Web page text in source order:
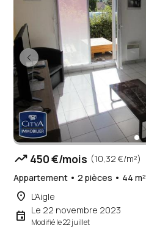
trending_up 450 €/mois (10,32 €/m²)
Appartement • 2 pièces • 44 m²
place L'Aigle
event Le 22 novembre 2023
Modifié le 22 juillet